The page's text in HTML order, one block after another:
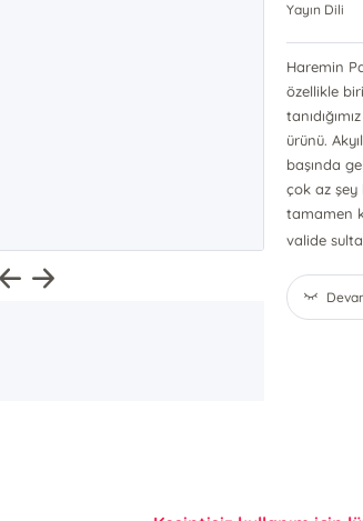
Yayın Dili
Haremin
özellikle
ürünü.
başında
çok az şey
tamamen
valide